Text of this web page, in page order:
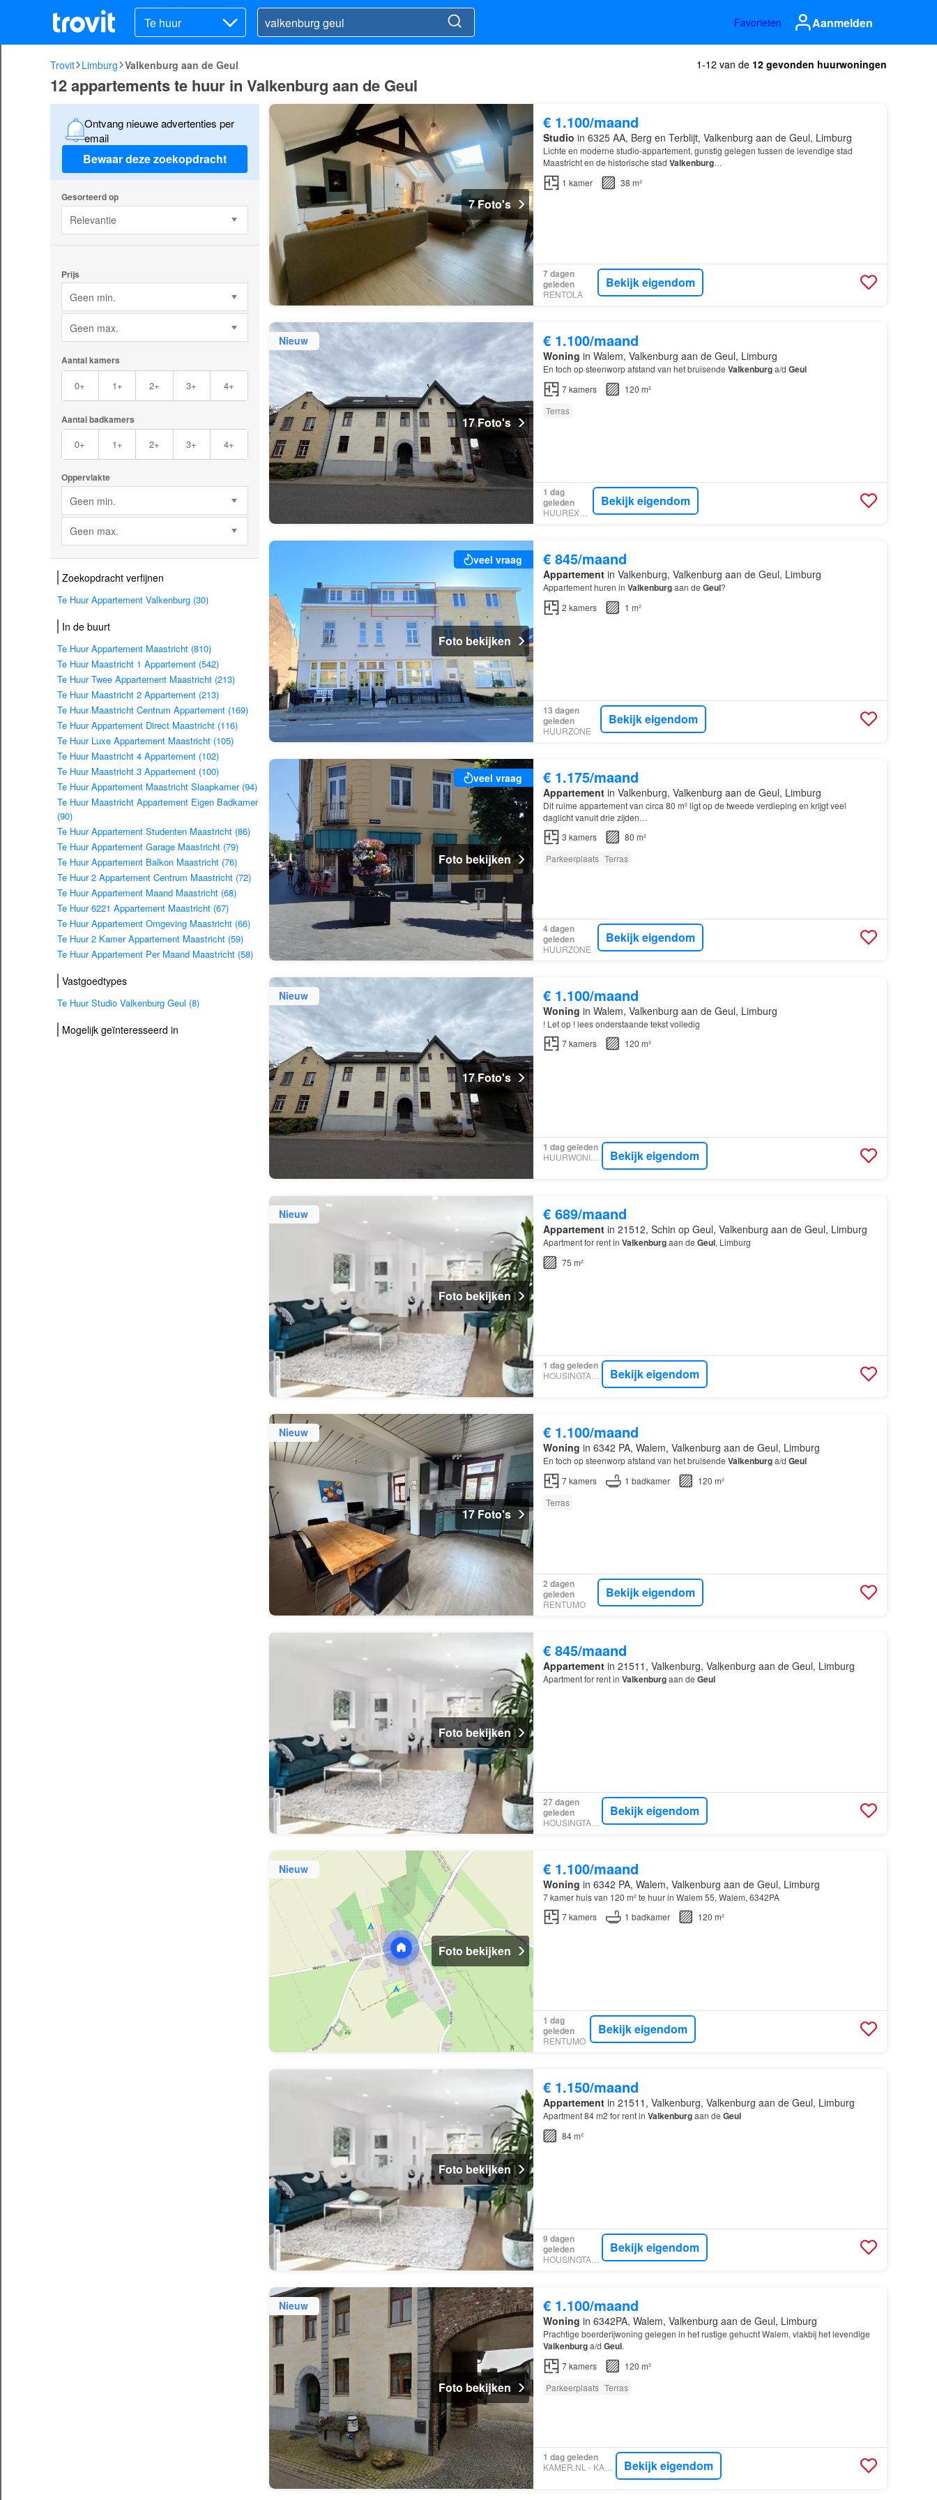
Te huur Favorieten Aanmelden
Trovit Limburg Valkenburg aan de Geul 1-12 van de 12 gevonden huurwoningen
12 appartements te huur in Valkenburg aan de Geul
Ontvang nieuwe advertenties per
email
Bewaar deze zoekopdracht
Gesorteerd op
Relevantie
Prijs
Geen min.
Geen max.
Aantal kamers
0+ 1+ 2+ 3+ 4+
Aantal badkamers
0+ 1+ 2+ 3+ 4+
Oppervlakte
Geen min.
Geen max.
Zoekopdracht verfijnen
Te Huur Appartement Valkenburg (30)
In de buurt
Te Huur Appartement Maastricht (810)
Te Huur Maastricht 1 Appartement (542)
Te Huur Twee Appartement Maastricht (213)
Te Huur Maastricht 2 Appartement (213)
Te Huur Maastricht Centrum Appartement (169)
Te Huur Appartement Direct Maastricht (116)
Te Huur Luxe Appartement Maastricht (105)
Te Huur Maastricht 4 Appartement (102)
Te Huur Maastricht 3 Appartement (100)
Te Huur Appartement Maastricht Slaapkamer (94)
Te Huur Maastricht Appartement Eigen Badkamer
(90)
Te Huur Appartement Studenten Maastricht (86)
Te Huur Appartement Garage Maastricht (79)
Te Huur Appartement Balkon Maastricht (76)
Te Huur 2 Appartement Centrum Maastricht (72)
Te Huur Appartement Maand Maastricht (68)
Te Huur 6221 Appartement Maastricht (67)
Te Huur Appartement Omgeving Maastricht (66)
Te Huur 2 Kamer Appartement Maastricht (59)
Te Huur Appartement Per Maand Maastricht (58)
Vastgoedtypes
Te Huur Studio Valkenburg Geul (8)
Mogelijk geïnteresseerd in
7 Foto's
€ 1.100/maand
Studio in 6325 AA, Berg en Terblijt, Valkenburg aan de Geul, Limburg
Lichte en moderne studio-appartement, gunstig gelegen tussen de levendige stad
Maastricht en de historische stad Valkenburg…
1 kamer 38 m²
7 dagen
geleden
RENTOLA
Bekijk eigendom
Nieuw
17 Foto's
€ 1.100/maand
Woning in Walem, Valkenburg aan de Geul, Limburg
En toch op steenworp afstand van het bruisende Valkenburga/d Geul
7kamers
120 m²
Terras
1 dag
geleden
HUUREXPERT
Bekijk eigendom
veel vraag
Foto bekijken
€ 845/maand
Appartementin Valkenburg, Valkenburg aan de Geul, Limburg
Appartement huren in Valkenburgaan de Geul?
2 kamers 1 m²
13 dagen
geleden
HUURZONE
Bekijk eigendom
veel vraag
Foto bekijken
€ 1.175/maand
Appartementin Valkenburg, Valkenburg aan de Geul, Limburg
Dit ruime appartement van circa 80 m² ligt op de tweede verdieping en krijgt veel
daglicht vanuit drie zijden…
3 kamers
80 m²
Parkeerplaats Terras
4 dagen
geleden
HUURZONE
Bekijk eigendom
Nieuw
17 Foto's
€ 1.100/maand
Woning in Walem, Valkenburg aan de Geul, Limburg
! Let op ! lees onderstaande tekst volledig
7kamers 120 m²
1 dag geleden
HUURWONINGEN Bekijk eigendom
Nieuw
Foto bekijken
€ 689/maand
Appartementin 21512, Schin op Geul, Valkenburg aan de Geul, Limburg
Apartment for rent in Valkenburgaan de Geul, Limburg
75 m²
1 dag geleden
HOUSINGTARGET Bekijk eigendom
Nieuw
17 Foto's
€ 1.100/maand
Woning in 6342 PA, Walem, Valkenburg aan de Geul, Limburg
En toch op steenworp afstand van het bruisende Valkenburga/d Geul
7kamers 1 badkamer
120 m²
Terras
2 dagen
geleden
RENTUMO
Bekijk eigendom
Foto bekijken
€ 845/maand
Appartementin 21511, Valkenburg, Valkenburg aan de Geul, Limburg
Apartment for rent in Valkenburgaan de Geul
27 dagen
geleden
HOUSINGTARGET
Bekijk eigendom
Nieuw
Foto bekijken
€ 1.100/maand
Woning in 6342 PA, Walem, Valkenburg aan de Geul, Limburg
7 kamer huis van 120 m² te huur in Walem 55, Walem, 6342PA
7kamers 1 badkamer 120 m²
1 dag
geleden
RENTUMO
Bekijk eigendom
Foto bekijken
€ 1.150/maand
Appartementin 21511, Valkenburg, Valkenburg aan de Geul, Limburg
Apartment 84 m2 for rent in Valkenburgaan de Geul
84 m²
9 dagen
geleden
HOUSINGTARGET
Bekijk eigendom
Nieuw
Foto bekijken
€ 1.100/maand
Woning in 6342PA, Walem, Valkenburg aan de Geul, Limburg
Prachtige boerderijwoning gelegen in het rustige gehucht Walem, vlakbij het levendige
Valkenburga/d Geul.
7kamers
120 m²
Parkeerplaats Terras
1 dag geleden
KAMER.NL - KAMER NL Bekijk eigendom